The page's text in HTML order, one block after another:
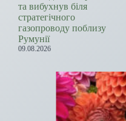
та вибухнув біля
стратегічного
газопроводу поблизу
Румунії
09.08.2026